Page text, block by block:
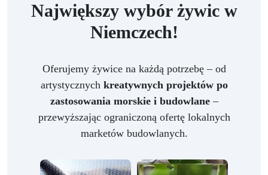
Największy wybór żywic w
Niemczech!
Oferujemy żywice na każdą potrzebę – od
artystycznych kreatywnych projektów po
zastosowania morskie i budowlane–
przewyższając ograniczoną ofertę lokalnych
marketów budowlanych.